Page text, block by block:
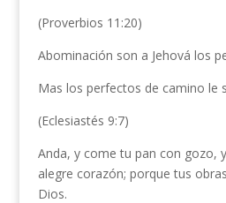
(Proverbios 11:20)
Abominación son a Jehová los
Mas los perfectos de camino le
(Eclesiastés 9:7)
Anda, y come tu pan con gozo,
alegre corazón; porque tus
Dios.